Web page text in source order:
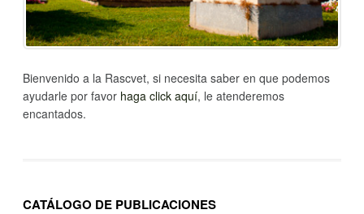
Bienvenido a la Rascvet, si necesita saber en que podemos
ayudarle por favor haga click aquí, le atenderemos
encantados.
CATÁLOGO DE PUBLICACIONES